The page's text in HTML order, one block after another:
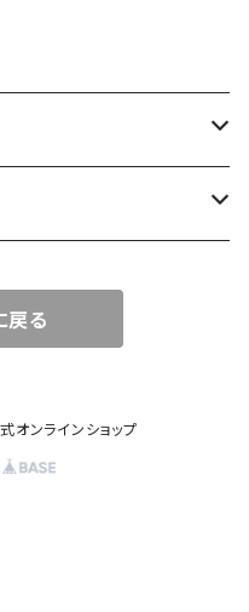
戻る
ンラインショップ